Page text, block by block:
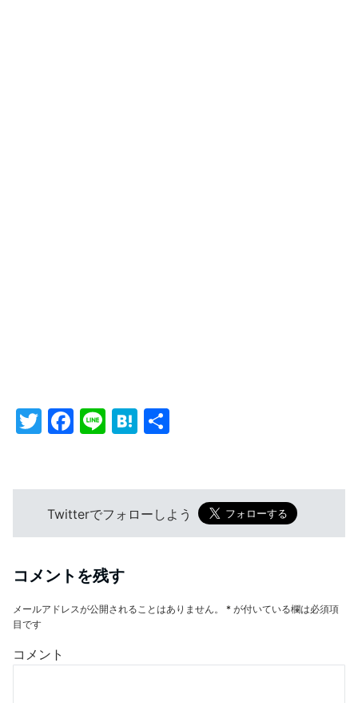
T
er
F
e
b
o
k
Li H
n
a
Twitterでフォローしよう
コメントを残す
メールアドレスが公開されることはありません。 * が付いている欄は必須項
目です
コメント